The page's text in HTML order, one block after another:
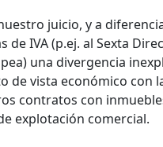
juicio, y a
de IVA (p.ej. al Sexta
una divergencia
de vista económico con
contratos con
explotación comercial.